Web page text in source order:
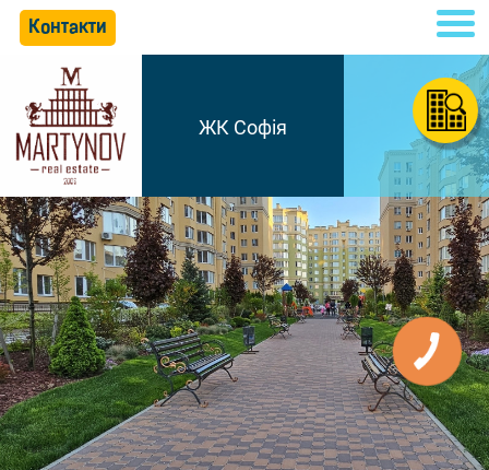
Контакти
ЖК Софія